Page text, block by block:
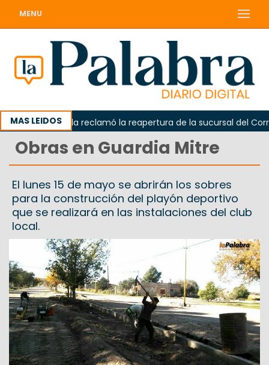
MENU
MAS LEIDOS
Odarda reclamó la reapertura de la sucursal del Correo
Obras en Guardia Mitre
El lunes 15 de mayo se abrirán los sobres
para la construcción del playón deportivo
que se realizará en las instalaciones del club
local.